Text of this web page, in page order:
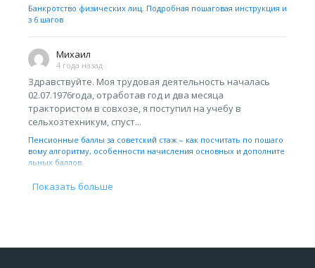
Банкротство физических лиц. Подробная пошаговая инструкция и
з 6 шагов
Михаил
4 года назад
Здравствуйте. Моя трудовая деятельность началась
02.07.1976года, отработав год и два месяца
трактористом в совхозе, я поступил на учебу в
сельхозтехникум, спуст...
Пенсионные баллы за советский стаж – как посчитать по пошаго
вому алгоритму, особенности начисления основных и дополните
льных баллов
Показать больше